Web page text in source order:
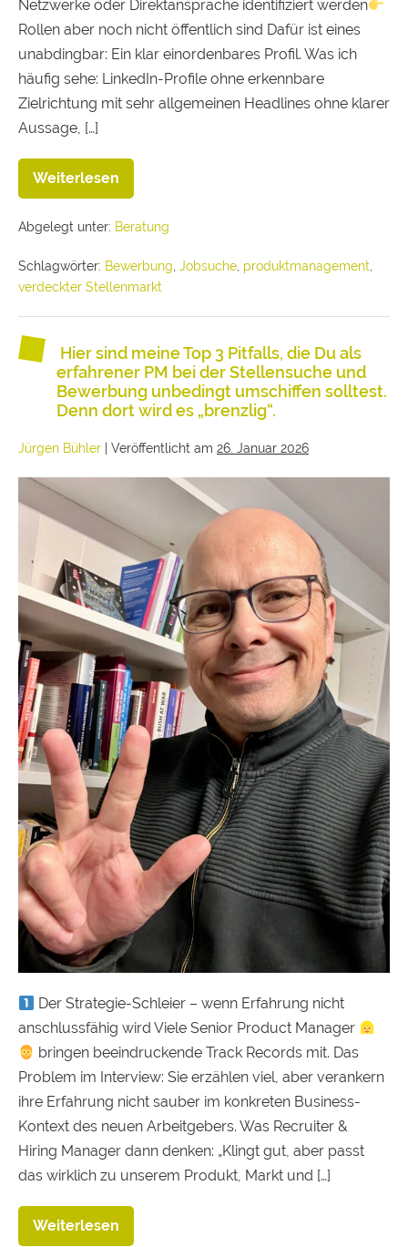
Netzwerke oder Direktansprache identifiziert werden
Rollen aber noch nicht öffentlich sind Dafür ist eines
unabdingbar: Ein klar einordenbares Profil. Was ich
häufig sehe: LinkedIn-Profile ohne erkennbare
Zielrichtung mit sehr allgemeinen Headlines ohne klarer
Aussage, […]
Weiterlesen
Abgelegt unter: Beratung
Schlagwörter: Bewerbung Jobsuche produktmanagement
verdeckter Stellenmarkt
Hier sind meine Top 3 Pitfalls, die Du als
erfahrener PM bei der Stellensuche und
Bewerbung unbedingt umschiffen solltest.
Denn dort wird es „brenzlig“.
Jürgen Bühler Veröffentlicht am 26. Januar 2026
Der Strategie-Schleier – wenn Erfahrung nicht
anschlussfähig wird Viele Senior Product Manager
bringen beeindruckende Track Records mit. Das
Problem im Interview: Sie erzählen viel, aber verankern
ihre Erfahrung nicht sauber im konkreten Business-
Kontext des neuen Arbeitgebers. Was Recruiter &
Hiring Manager dann denken: „Klingt gut, aber passt
das wirklich zu unserem Produkt, Markt und […]
Weiterlesen